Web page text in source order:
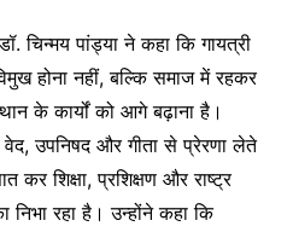
चिन्मय पांड्या ने कहा कि गायत्री
होना नहीं, बल्कि समाज में रहकर
के कार्यों को आगे बढ़ाना है।
वेद, उपनिषद और गीता से प्रेरणा लेते
शिक्षा, प्रशिक्षण और राष्ट्र
निभा रहा है। उन्होंने कहा कि